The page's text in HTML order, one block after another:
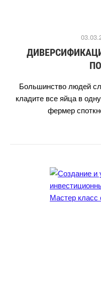
Большинство людей
кладите все яйца в
фермер